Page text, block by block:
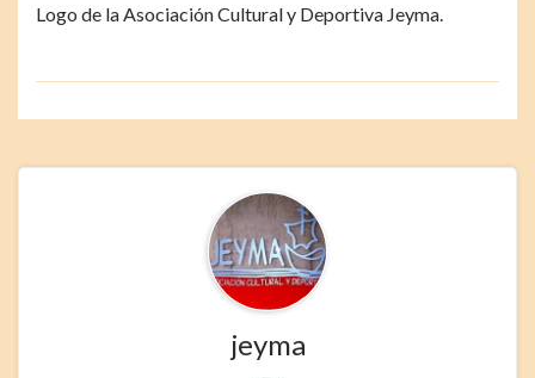
Logo de la Asociación Cultural y Deportiva Jeyma.
jeyma